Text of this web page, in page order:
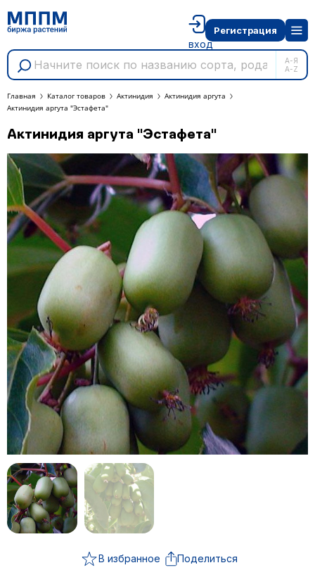
А-Я
A-Z
вход
Регистрация
Главная Каталог товаров Актинидия
Актинидия аргута
Актинидия аргута "Эстафета"
Актинидия аргута "Эстафета"
В избранное Поделиться